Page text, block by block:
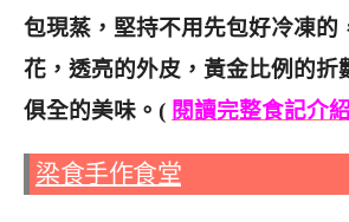
包現蒸，堅持不用先包好冷凍的
花，透亮的外皮， 黃金比例的折
俱全的美味。( 閱讀完整食記介紹
梁食手作食堂